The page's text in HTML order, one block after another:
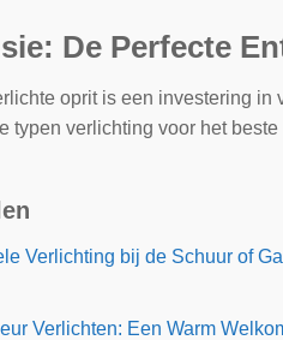
De Perfecte
oprit is een investering
typen verlichting voor het
Verlichting bij de Schuur of
Verlichten: Een Warm